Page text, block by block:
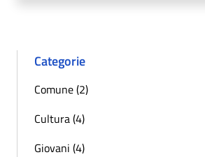
Categorie
Comune (2)
Cultura (4)
Giovani (4)